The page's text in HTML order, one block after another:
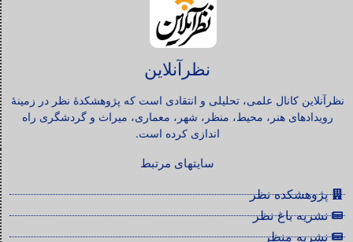
نظرآنلاین
نظرآنلاین کانال علمی، تحلیلی و انتقادی است که پژوهشکدۀ نظر در زمینۀ
رویدادهای هنر، محیط، منظر، شهر، معماری، میراث و گردشگری راه
اندازی کرده است.
سایتهای مرتبط
پژوهشکده نظر
نشریه باغ نظر
نشریه منظر